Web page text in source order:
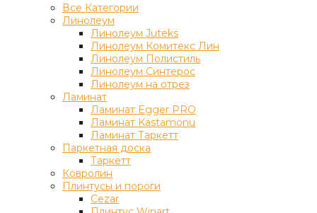
Все Категории
Линолеум
Линолеум Juteks
Линолеум Комитекс Лин
Линолеум Полистиль
Линолеум Синтерос
Линолеум на отрез
Ламинат
Ламинат Egger PRO
Ламинат Kastamonu
Ламинат Таркетт
Паркетная доска
Таркетт
Ковролин
Плинтусы и пороги
Cezar